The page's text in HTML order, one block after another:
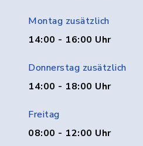
Montag zusätzlich
14:00 - 16:00 Uhr
Donnerstag zusätzlich
14:00 - 18:00 Uhr
Freitag
08:00 - 12:00 Uhr